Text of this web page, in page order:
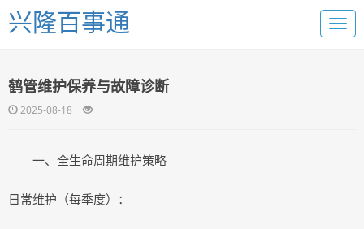
兴隆百事通
鹤管维护保养与故障诊断
2025-08-18
一、全生命周期维护策略
日常维护（每季度）：